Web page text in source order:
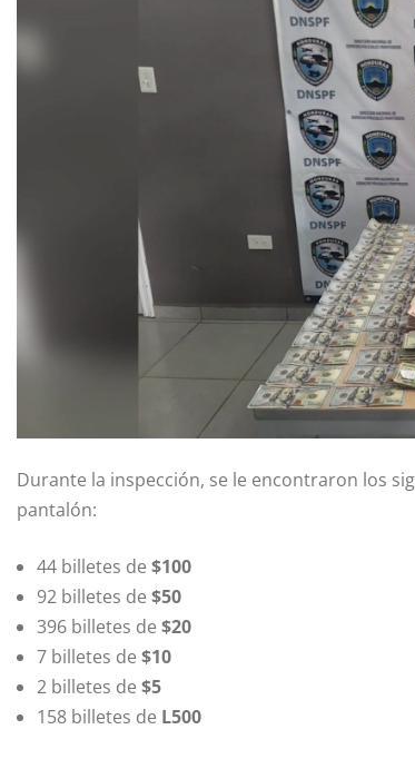
Durante la inspección, se le encontraron los
pantalón:
44 billetes de $100
92 billetes de $50
396 billetes de $20
7 billetes de $10
2 billetes de $5
158 billetes de L500